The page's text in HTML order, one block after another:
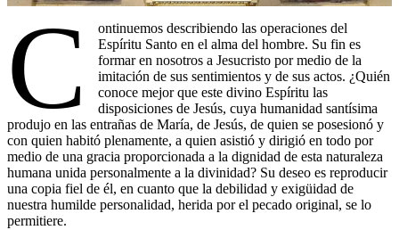
C
ontinuemos describiendo las operaciones del
Espíritu Santo en el alma del hombre. Su fin es
formar en nosotros a Jesucristo por medio de la
imitación de sus sentimientos y de sus actos. ¿Quién
conoce mejor que este divino Espíritu las
disposiciones de Jesús, cuya humanidad santísima
produjo en las entrañas de María, de Jesús, de quien se posesionó y
con quien habitó plenamente, a quien asistió y dirigió en todo por
medio de una gracia proporcionada a la dignidad de esta naturaleza
humana unida personalmente a la divinidad? Su deseo es reproducir
una copia fiel de él, en cuanto que la debilidad y exigüidad de
nuestra humilde personalidad, herida por el pecado original, se lo
permitiere.